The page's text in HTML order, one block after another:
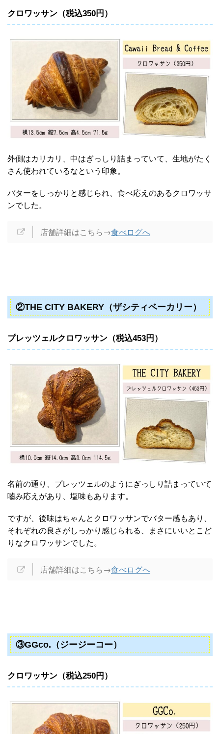
クロワッサン（税込350円）
外側はカリカリ、中はぎっしり詰まっていて、生地がたく
さん使われているなという印象。
バターをしっかりと感じられ、食べ応えのあるクロワッサ
ンでした。
店舗詳細はこちら→食べログへ
②THE CITY BAKERY（ザシティベーカリー）
プレッツェルクロワッサン（税込453円）
名前の通り、プレッツェルのようにぎっしり詰まっていて
嚙み応えがあり、塩味もあります。
ですが、後味はちゃんとクロワッサンでバター感もあり、
それぞれの良さがしっかり感じられる、まさにいいとこど
りなクロワッサンでした。
店舗詳細はこちら→食べログへ
③GGco.（ジージーコー）
クロワッサン（税込250円）